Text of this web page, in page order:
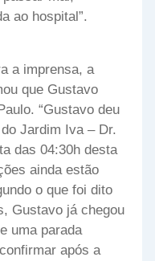
ao hospital”.
a imprensa, a
que Gustavo
“Gustavo deu
Jardim Iva – Dr.
das 04:30h desta
ainda estão
o que foi dito
Gustavo já chegou
uma parada
após a